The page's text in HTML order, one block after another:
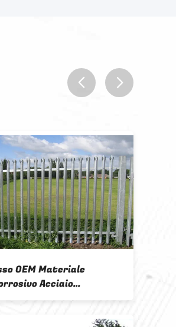
Recinzione di alto livello di
sicurezza in acciaio con filo
spinato per la zona di